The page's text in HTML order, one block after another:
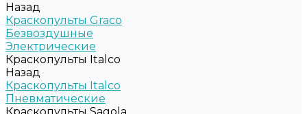
Назад
Краскопульты Graco
Безвоздушные
Электрические
Краскопульты Italco
Назад
Краскопульты Italco
Пневматические